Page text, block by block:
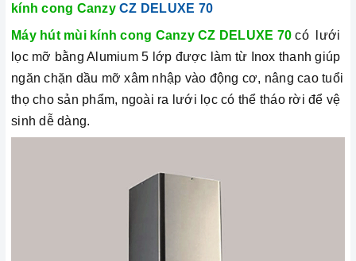
kính cong Canzy CZ DELUXE 70
Máy hút mùi kính cong Canzy CZ DELUXE 70 có lưới
lọc mỡ bằng Alumium 5 lớp được làm từ Inox thanh giúp
ngăn chặn dầu mỡ xâm nhập vào động cơ, nâng cao tuổi
thọ cho sản phẩm, ngoài ra lưới lọc có thể tháo rời để vệ
sinh dễ dàng.